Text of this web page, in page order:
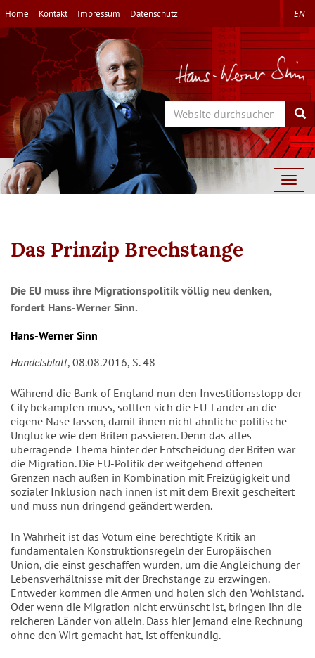
Direkt
zum
Inhalt
Home Kontakt Impressum Datenschutz EN
Search
Das Prinzip Brechstange
Die EU muss ihre Migrationspolitik völlig neu denken,
fordert Hans-Werner Sinn.
Hans-Werner Sinn
Handelsblatt, 08.08.2016, S. 48
Während die Bank of England nun den Investitionsstopp der
City bekämpfen muss, sollten sich die EU-Länder an die
eigene Nase fassen, damit ihnen nicht ähnliche politische
Unglücke wie den Briten passieren. Denn das alles
überragende Thema hinter der Entscheidung der Briten war
die Migration. Die EU-Politik der weitgehend offenen
Grenzen nach außen in Kombination mit Freizügigkeit und
sozialer Inklusion nach innen ist mit dem Brexit gescheitert
und muss nun dringend geändert werden.
In Wahrheit ist das Votum eine berechtigte Kritik an
fundamentalen Konstruktionsregeln der Europäischen
Union, die einst geschaffen wurden, um die Angleichung der
Lebensverhältnisse mit der Brechstange zu erzwingen.
Entweder kommen die Armen und holen sich den Wohlstand.
Oder wenn die Migration nicht erwünscht ist, bringen ihn die
reicheren Länder von allein. Dass hier jemand eine Rechnung
ohne den Wirt gemacht hat, ist offenkundig.